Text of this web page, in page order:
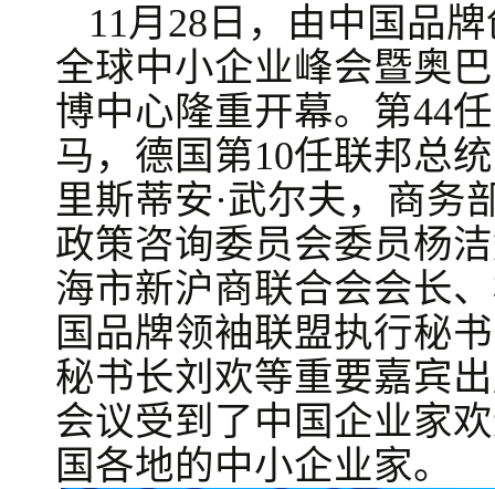
11月28日，由中国品
全球中小企业峰会暨奥
博中心隆重开幕。第44
马，德国第10任联邦总
里斯蒂安·武尔夫，商务
政策咨询委员会委员杨
海市新沪商联合会会长
国品牌领袖联盟执行秘
秘书长刘欢等重要嘉宾
会议受到了中国企业家
国各地的中小企业家。